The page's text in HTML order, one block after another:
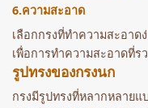
6.ความสะอาด
เลือกกรงที่ทำความสะอา
เพื่อการทำความสะอาดที่ร
รูปทรงของกรงนก
กรงมีรูปทรงที่หลากหลายแ